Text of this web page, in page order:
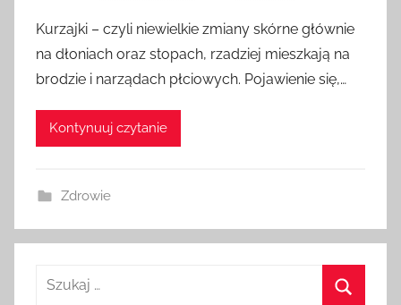
Kurzajki – czyli niewielkie zmiany skórne głównie
na dłoniach oraz stopach, rzadziej mieszkają na
brodzie i narządach płciowych. Pojawienie się,…
Kontynuuj czytanie
Zdrowie
Szukaj